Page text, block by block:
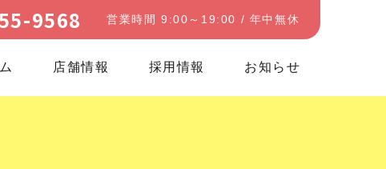
9568 営業時間 9:00～19:00 / 年中無休
店舗情報 採用情報 お知らせ